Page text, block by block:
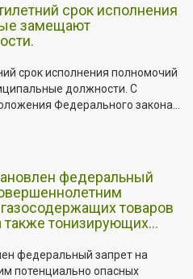
срок исполнения
замещают
срок исполнения полномочий
должности. C
Федерального закона...
федеральный
товаров
также тонизирующих...
федеральный запрет на
потенциально опасных